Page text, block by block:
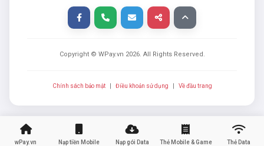
wPay.vn Nạp tiền Mobile Nạp gói Data Thẻ Mobile & Game Thẻ Data
Copyright © WPay.vn 2026. All Rights Reserved.
Chính sách bảo mật Điều khoản sử dụng Về đầu trang